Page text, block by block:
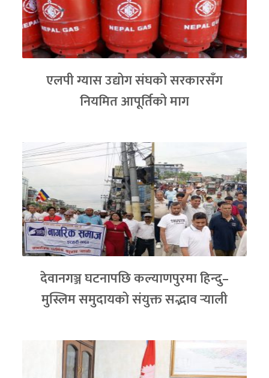
एलपी ग्यास उद्योग संघको सरकारसँग
नियमित आपूर्तिको माग
देवानगञ्ज घटनापछि कल्याणपुरमा हिन्दु–
मुस्लिम समुदायको संयुक्त सद्भाव र्‍याली